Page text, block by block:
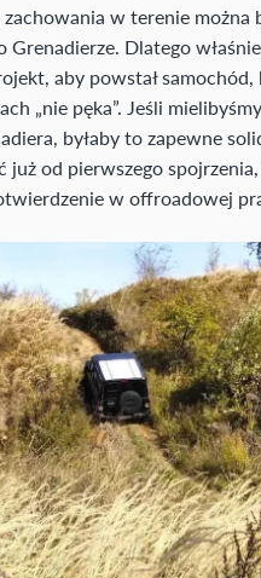
w terenie można
Grenadierze. Dlatego
aby powstał
„nie pęka”. Jeśli
byłaby to zapewne
już od pierwszego
w offroadowej